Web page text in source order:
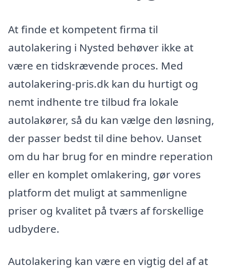
At finde et kompetent firma til
autolakering i Nysted behøver ikke at
være en tidskrævende proces. Med
autolakering-pris.dk kan du hurtigt og
nemt indhente tre tilbud fra lokale
autolakører, så du kan vælge den løsning,
der passer bedst til dine behov. Uanset
om du har brug for en mindre reperation
eller en komplet omlakering, gør vores
platform det muligt at sammenligne
priser og kvalitet på tværs af forskellige
udbydere.
Autolakering kan være en vigtig del af at